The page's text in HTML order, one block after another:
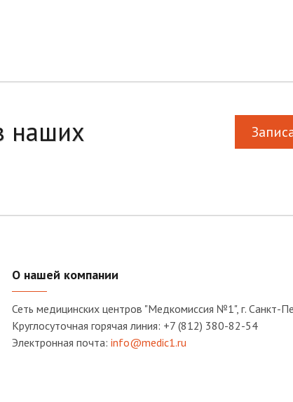
наших
О нашей компании
Сеть медицинских центров "Медкомиссия №1", г. Санкт-
Круглосуточная горячая линия: +7 (812) 380-82-54
Электронная почта: info@medic1.ru